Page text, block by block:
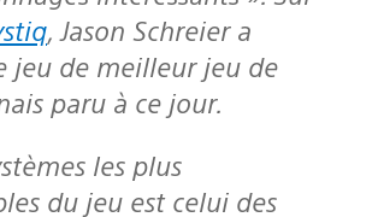
, Jason Schreier a
jeu de meilleur jeu de
paru à ce jour.
du jeu est celui des